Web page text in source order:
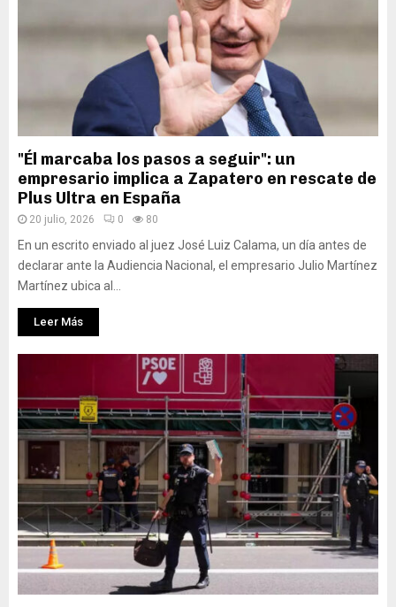
"Él marcaba los pasos a seguir": un
empresario implica a Zapatero en rescate de
Plus Ultra en España
20 julio, 2026 0 80
En un escrito enviado al juez José Luiz Calama, un día antes de
declarar ante la Audiencia Nacional, el empresario Julio Martínez
Martínez ubica al...
Leer Más